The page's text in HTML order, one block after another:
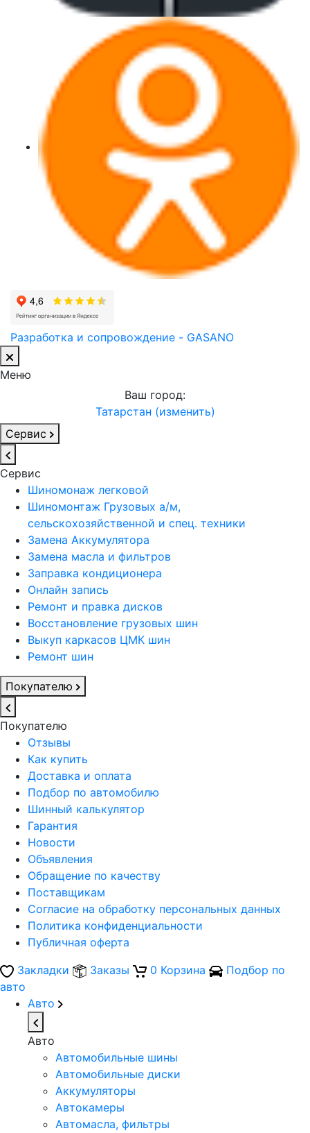
Разработка и сопровождение - GASANO
Меню
Ваш город:
Татарстан (изменить)
Сервис
Сервис
Шиномонаж легковой
Шиномонтаж Грузовых а/м,
сельскохозяйственной и спец. техники
Замена Аккумулятора
Замена масла и фильтров
Заправка кондиционера
Онлайн запись
Ремонт и правка дисков
Восстановление грузовых шин
Выкуп каркасов ЦМК шин
Ремонт шин
Покупателю
Покупателю
Отзывы
Как купить
Доставка и оплата
Подбор по автомобилю
Шинный калькулятор
Гарантия
Новости
Объявления
Обращение по качеству
Поставщикам
Согласие на обработку персональных данных
Политика конфиденциальности
Публичная оферта
Закладки
Заказы 0 Корзина
Подбор по
авто
Авто
Авто
Автомобильные шины
Автомобильные диски
Аккумуляторы
Автокамеры
Автомасла, фильтры